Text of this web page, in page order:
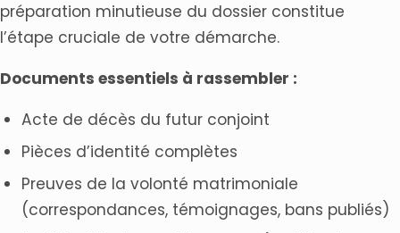
préparation minutieuse du dossier constitue
l’étape cruciale de votre démarche.
Documents essentiels à rassembler :
Acte de décès du futur conjoint
Pièces d’identité complètes
Preuves de la volonté matrimoniale
(correspondances, témoignages, bans publiés)